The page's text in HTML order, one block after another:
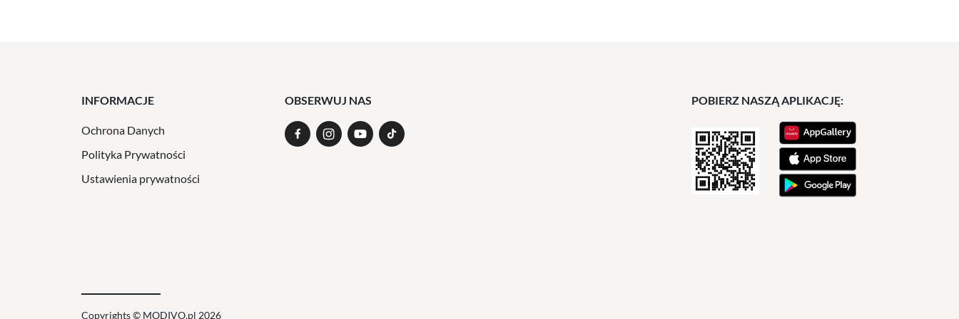
INFORMACJE
Ochrona Danych
Polityka Prywatności
Ustawienia prywatności
OBSERWUJ NAS POBIERZ NASZĄ APLIKACJĘ:
Copyrights © MODIVO.pl 2026